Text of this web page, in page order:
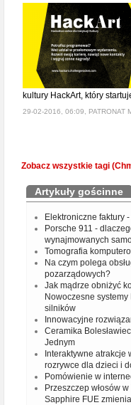
kultury HackArt, który
29-02-2016, 06:09, PATRONAT
Zobacz wszystkie tagi
Artykuły gościnne
Elektroniczne faktury
Porsche 911 -
wynajmowanych
Tomografia
Na czym polega
pozarządowych?
Jak mądrze obniżyć
Nowoczesne
silników
Innowacyjne
Ceramika
Jednym
Interaktywne atrakcje
rozrywce dla dzieci i
Pomówienie w
Przeszczep włosów
Sapphire FUE